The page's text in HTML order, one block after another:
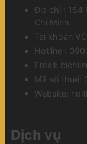
Địa chỉ : 154
Chí Minh
Tài khoản
Hotline :
Email:
Mã số thuế:
Website:
Dịch vụ